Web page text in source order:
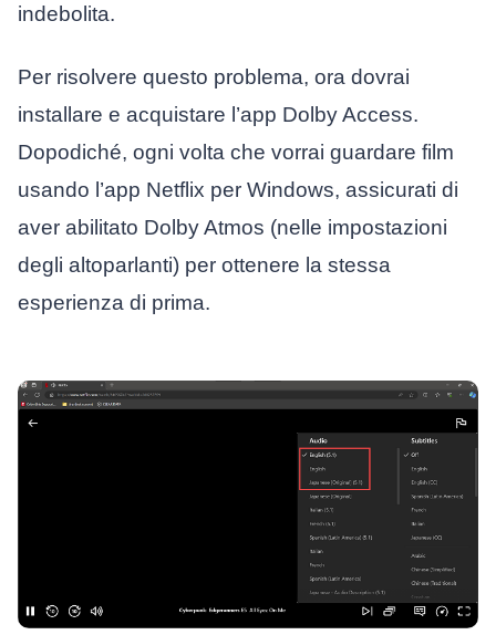
indebolita.
Per risolvere questo problema, ora dovrai
installare e acquistare l’app Dolby Access.
Dopodiché, ogni volta che vorrai guardare film
usando l’app Netflix per Windows, assicurati di
aver abilitato Dolby Atmos (nelle impostazioni
degli altoparlanti) per ottenere la stessa
esperienza di prima.